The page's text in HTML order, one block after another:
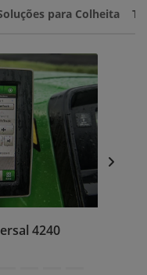
para Colheita
4240